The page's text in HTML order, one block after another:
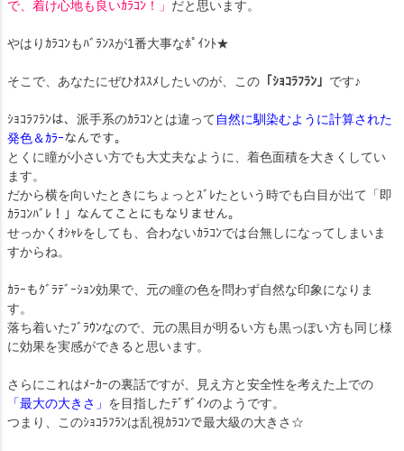
で、着け心地も良いｶﾗｺﾝ！」 だと思います。
やはりｶﾗｺﾝもﾊﾞﾗﾝｽが1番大事なﾎﾟｲﾝﾄ★
そこで、あなたにぜひｵｽｽﾒしたいのが、この 「ｼｮｺﾗﾌﾗﾝ」 です♪
ｼｮｺﾗﾌﾗﾝは、派手系のｶﾗｺﾝとは違って 自然に馴染むように計算された
発色＆ｶﾗｰなんです。
とくに瞳が小さい方でも大丈夫なように、着色面積を大きくしてい
ます。
だから横を向いたときにちょっとｽﾞﾚたという時でも白目が出て「即
ｶﾗｺﾝﾊﾞﾚ！」なんてことにもなりません。
せっかくｵｼｬﾚをしても、合わないｶﾗｺﾝでは台無しになってしまいま
すからね。
ｶﾗｰもｸﾞﾗﾃﾞｰｼｮﾝ効果で、元の瞳の色を問わず自然な印象になりま
す。
落ち着いたﾌﾞﾗｳﾝなので、元の黒目が明るい方も黒っぽい方も同じ様
に効果を実感ができると思います。
さらにこれはﾒｰｶｰの裏話ですが、見え方と安全性を考えた上での
「最大の大きさ」 を目指したﾃﾞｻﾞｲﾝのようです。
つまり、このｼｮｺﾗﾌﾗﾝは乱視ｶﾗｺﾝで最大級の大きさ☆